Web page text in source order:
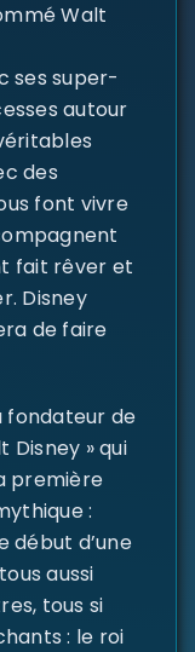
moi
Walt
ses super-
autour
des
font vivre
fait rêver et
Disney
de faire
fondateur de
Disney » qui
première
:
début d’une
aussi
tous si
: le roi